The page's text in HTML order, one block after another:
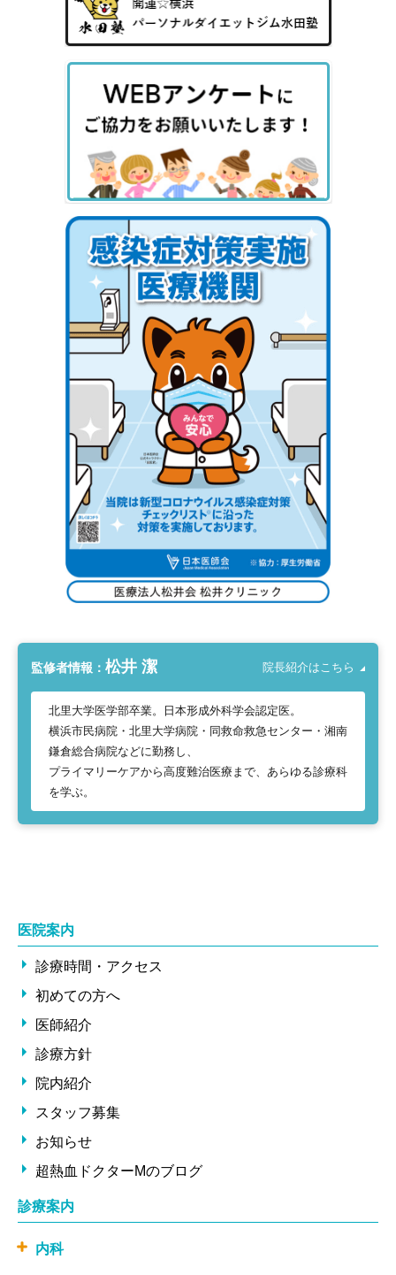
監修者情報： 松井 潔 院長紹介はこちら
北里大学医学部卒業。日本形成外科学会認定医。
横浜市民病院・北里大学病院・同救命救急センター・湘南
鎌倉総合病院などに勤務し、
プライマリーケアから高度難治医療まで、あらゆる診療科
を学ぶ。
医院案内
診療時間・アクセス
初めての方へ
医師紹介
診療方針
院内紹介
スタッフ募集
お知らせ
超熱血ドクターMのブログ
診療案内
内科